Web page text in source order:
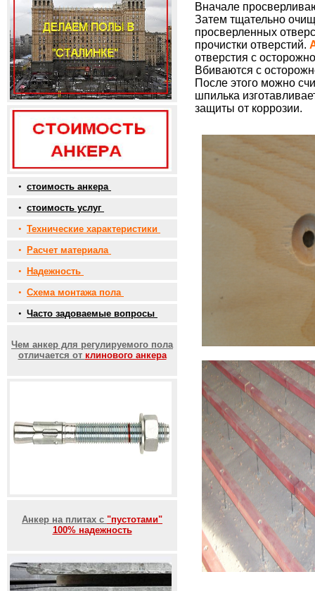
• стоимость анкера
• стоимость услуг
• Технические характеристики
•
Расчет материала
•
Надежность
• Схема монтажа пола
• Часто задоваемые вопросы
Чем анкер для регулируемого пола
отличается от клинового анкера
Анкер на плитах с "пустотами"
100% надежность
Вначале
Затем тщательно
просверленных
прочистки отверстий.
отверстия с
Вбиваются с
После этого можно
шпилька
защиты от коррозии.